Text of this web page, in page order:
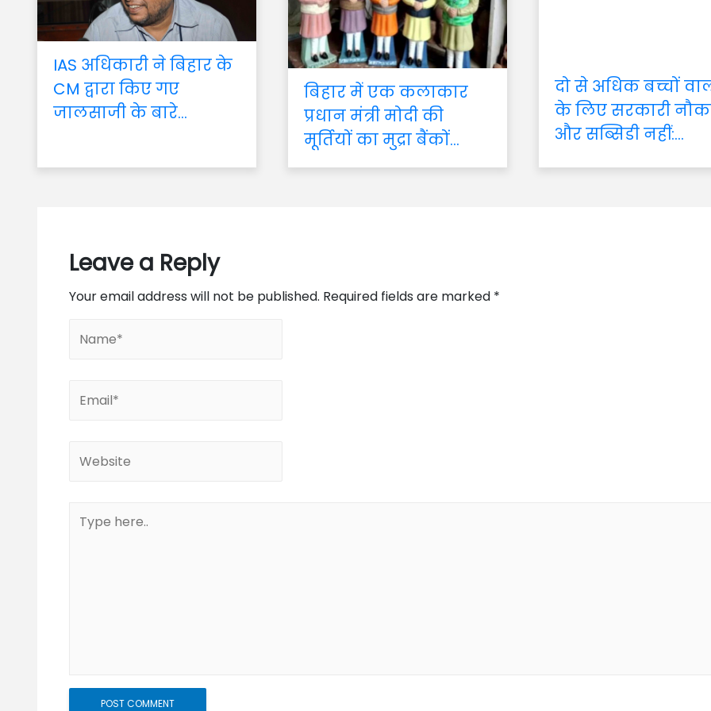
IAS अधिकारी ने बिहार के
CM द्वारा किए गए
जालसाजी के बारे...
बिहार में एक कलाकार
प्रधान मंत्री मोदी की
मूर्तियों का मुद्रा बैंकों...
दो से अधिक बच्चों
के लिए सरकारी
और सब्सिडी नहीं:...
Leave a Reply
Your email address will not be published. Required fields are marked *